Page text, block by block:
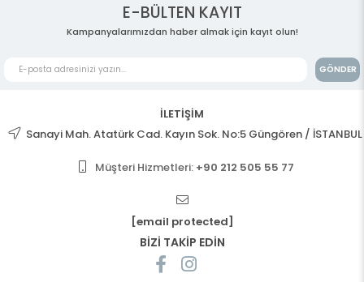
E-BÜLTEN KAYIT
Kampanyalarımızdan haber almak için kayıt olun!
GÖNDER
İLETİŞİM
Sanayi Mah. Atatürk Cad. Kayın Sok. No:5 Güngören / İSTANBUL
Müşteri Hizmetleri: +90 212 505 55 77
[email protected]
BİZİ TAKİP EDİN